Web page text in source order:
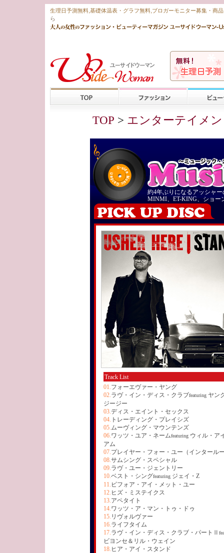
生理日予測無料 基礎体温表・グラフ無料 ,ブロガーモニター募集・商
ら
TOP > エンターテイメ
約4年ぶりになるアッシャ
MINMI、ET-KING、ショ
Track List
01.フォーエヴァー・ヤング
02.ラヴ・イン・ディス・クラブfeaturing ヤン
ジージー
03.ディス・エイント・セックス
04. トレーディング・プレイシズ
05.ムーヴィング・マウンテンズ
06.ワッツ・ユア・ネームfeaturing ウィル・ア
アム
07.プレイヤー・フォー・ユー（インタール
08.サムシング・スペシャル
09.ラヴ・ユー・ジェントリー
10.ベスト・シングfeaturing ジェイ・Z
11. ビフォア・アイ・メット・ユー
12. ヒズ・ミステイクス
13.アペタイト
14.ワッツ・ア・マン・トゥ・ドゥ
15. リヴォルヴァー
16.ライフタイム
17.ラヴ・イン・ディス・クラブ・パートⅡ
ビヨンセ＆リル・ウェイン
18. ヒア・アイ・スタンド